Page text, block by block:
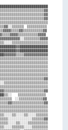
▒▒▒▒▒▒▒▒▒▒
▒▒▒▒▒▒▒▒▒▒▒▒▒▒
░░▒▒▒▒▒▒▒▒▒▒▒▒▓▓